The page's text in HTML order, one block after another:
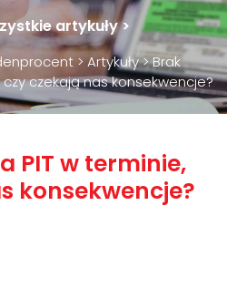
artykuły >
>Artykuły>Brak
czy czekają nas konsekwencje?
PIT w terminie,
konsekwencje?